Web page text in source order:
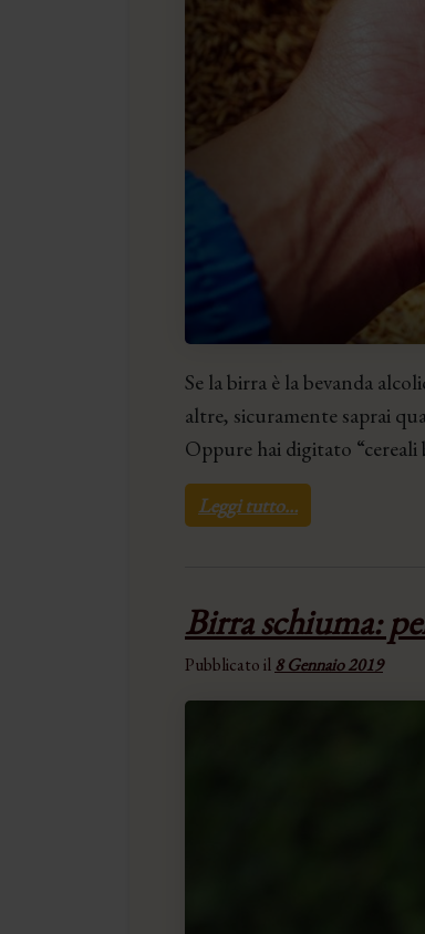
Se la birra è la bevanda
altre, sicuramente saprai
Oppure hai digitato
Leggi tutto…
Birra schiuma:
Pubblicato il8 Gennaio 2019